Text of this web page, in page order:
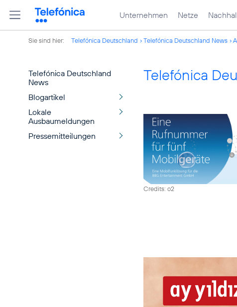
Unternehmen Netze
Sie sind hier: Telefónica Deutschland Telefónica Deutschland News
Telefónica Deutschland
News
Blogartikel
Lokale
Ausbaumeldungen
Pressemitteilungen
Telefónica
Credits: o2